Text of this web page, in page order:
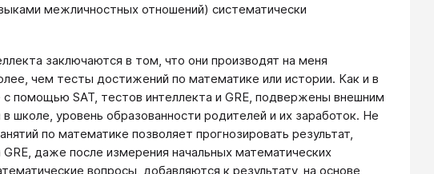
межличностных отношений) систематически
заключаются в том, что они производят на меня
чем тесты достижений по математике или истории. Как и в
помощью SAT, тестов интеллекта и GRE, подвержены внешним
школе, уровень образованности родителей и их заработок. Не
по математике позволяет прогнозировать результат,
даже после измерения начальных математических
вопросы, добавляются к результату, на основе